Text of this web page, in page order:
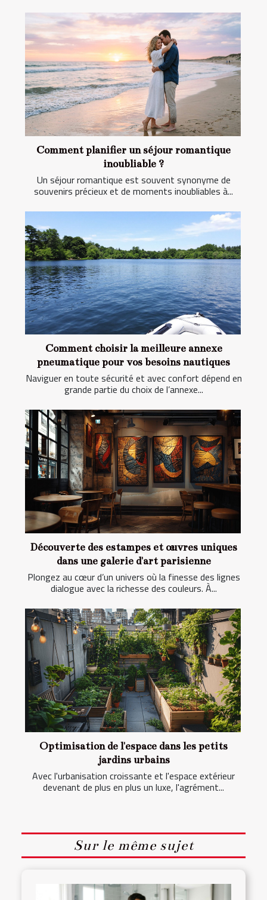
Comment planifier un séjour romantique
inoubliable ?
Un séjour romantique est souvent synonyme de
souvenirs précieux et de moments inoubliables à...
Comment choisir la meilleure annexe
pneumatique pour vos besoins nautiques
Naviguer en toute sécurité et avec confort dépend en
grande partie du choix de l’annexe...
Découverte des estampes et œuvres uniques
dans une galerie d'art parisienne
Plongez au cœur d’un univers où la finesse des lignes
dialogue avec la richesse des couleurs. À...
Optimisation de l'espace dans les petits
jardins urbains
Avec l'urbanisation croissante et l'espace extérieur
devenant de plus en plus un luxe, l'agrément...
Sur le même sujet